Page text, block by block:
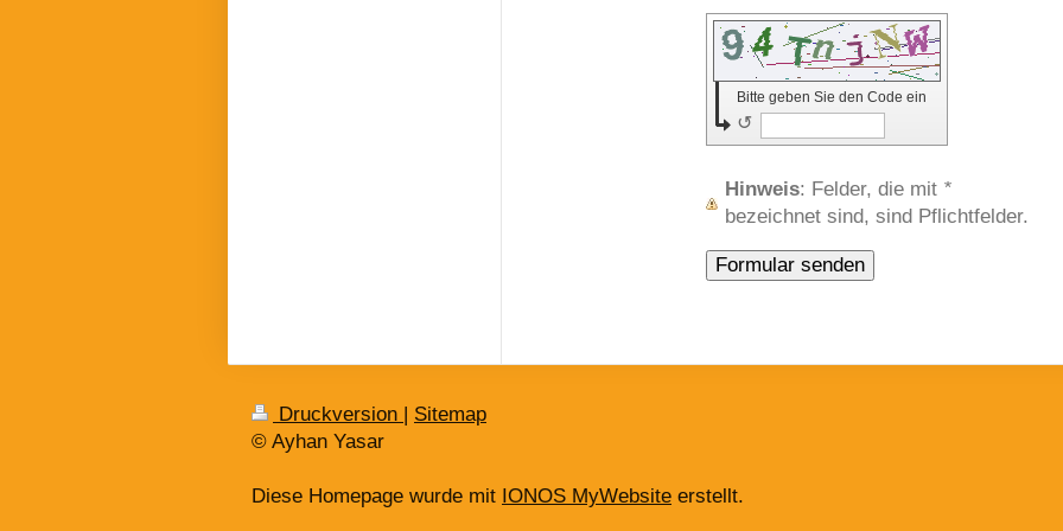
Bitte geben Sie den Code ein
↺
Hinweis : Felder, die mit *
bezeichnet sind, sind Pflichtfelder.
Druckversion | Sitemap
© Ayhan Yasar
Diese Homepage wurde mit IONOS MyWebsite erstellt.